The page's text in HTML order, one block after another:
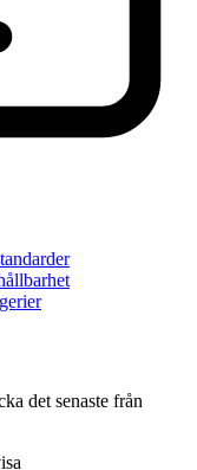
det senaste från